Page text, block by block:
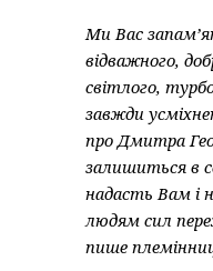
Ми Вас
відважного,
світлого,
завжди
про Дмитра
залишиться в
надасть Вам і
людям сил
пише